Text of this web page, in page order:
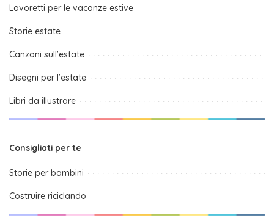
Lavoretti per le vacanze estive
Storie estate
Canzoni sull’estate
Disegni per l’estate
Libri da illustrare
Consigliati per te
Storie per bambini
Costruire riciclando